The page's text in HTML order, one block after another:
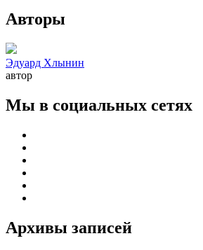
Авторы
Эдуард Хлынин
автор
Мы в социальных сетях
Архивы записей